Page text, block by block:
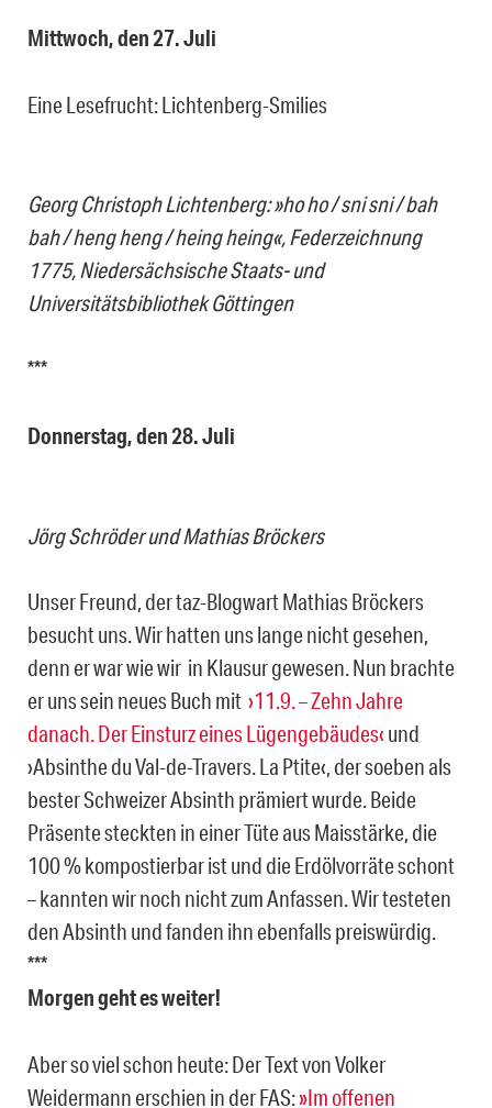
Mittwoch, den 27. Juli
Eine Lesefrucht: Lichtenberg-Smilies
Georg Christoph Lichtenberg: »ho ho / sni sni / bah
bah / heng heng / heing heing«, Federzeichnung
1775, Niedersächsische Staats- und
Universitätsbibliothek Göttingen
***
Donnerstag, den 28. Juli
Jörg Schröder und Mathias Bröckers
Unser Freund, der taz-Blogwart Mathias Bröckers
besucht uns. Wir hatten uns lange nicht gesehen,
denn er war wie wir in Klausur gewesen. Nun brachte
er uns sein neues Buch mit ›11.9. – Zehn Jahre
danach. Der Einsturz eines Lügengebäudes‹ und
›Absinthe du Val-de-Travers. La Ptite‹, der soeben als
bester Schweizer Absinth prämiert wurde. Beide
Präsente steckten in einer Tüte aus Maisstärke, die
100 % kompostierbar ist und die Erdölvorräte schont
– kannten wir noch nicht zum Anfassen. Wir testeten
den Absinth und fanden ihn ebenfalls preiswürdig.
***
Morgen geht es weiter!
Aber so viel schon heute: Der Text von Volker
Weidermann erschien in der FAS:»Im offenen